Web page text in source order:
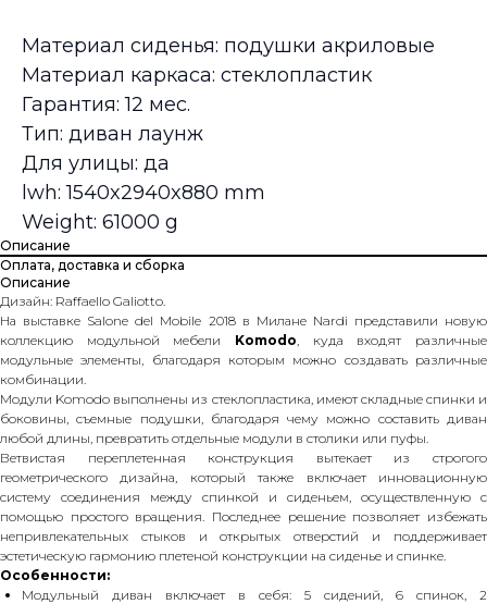
Материал сиденья: подушки акриловые
Материал каркаса: стеклопластик
Гарантия: 12 мес.
Тип: диван лаунж
Для улицы: да
lwh: 1540x2940x880 mm
Weight: 61000 g
Описание
Оплата, доставка и сборка
Описание
Дизайн: Raffaello Galiotto.
На выставке Salone del Mobile 2018 в Милане Nardi представили новую
коллекцию модульной мебели Komodo, куда входят различные
модульные элементы, благодаря которым можно создавать различные
комбинации.
Модули Komodo выполнены из стеклопластика, имеют складные спинки и
боковины, съемные подушки, благодаря чему можно составить диван
любой длины, превратить отдельные модули в столики или пуфы.
Ветвистая переплетенная конструкция вытекает из строгого
геометрического дизайна, который также включает инновационную
систему соединения между спинкой и сиденьем, осуществленную с
помощью простого вращения. Последнее решение позволяет избежать
непривлекательных стыков и открытых отверстий и поддерживает
эстетическую гармонию плетеной конструкции на сиденье и спинке.
Особенности:
Модульный диван включает в себя: 5 сидений, 6 спинок, 2